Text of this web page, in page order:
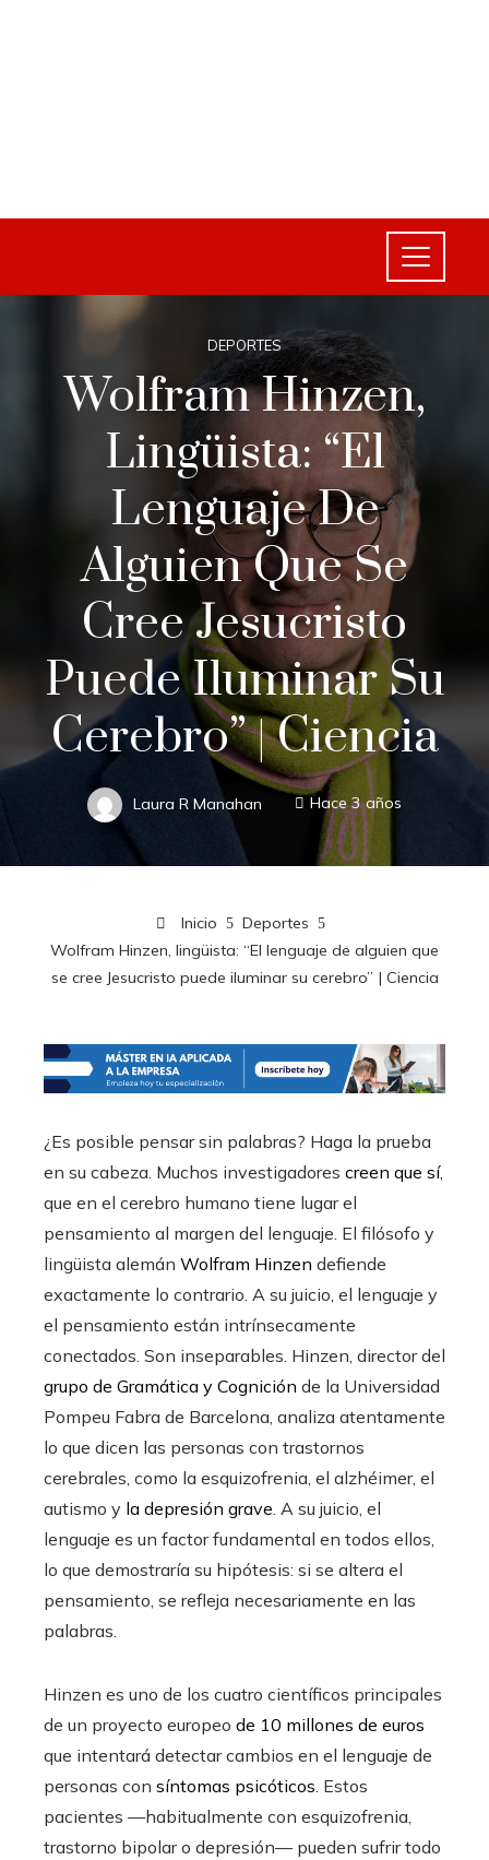
DEPORTES
Wolfram Hinzen,
Lingüista: “El
Lenguaje De
Alguien Que Se
Cree Jesucristo
Puede Iluminar Su
Cerebro” | Ciencia
Laura R Manahan Hace 3 años
Inicio
Deportes
Wolfram Hinzen, lingüista: “El lenguaje de alguien que
se cree Jesucristo puede iluminar su cerebro” | Ciencia
¿Es posible pensar sin palabras? Haga la prueba
en su cabeza. Muchos investigadores creen que sí,
que en el cerebro humano tiene lugar el
pensamiento al margen del lenguaje. El filósofo y
lingüista alemán Wolfram Hinzen defiende
exactamente lo contrario. A su juicio, el lenguaje y
el pensamiento están intrínsecamente
conectados. Son inseparables. Hinzen, director del
grupo de Gramática y Cognición de la Universidad
Pompeu Fabra de Barcelona, analiza atentamente
lo que dicen las personas con trastornos
cerebrales, como la esquizofrenia, el alzhéimer, el
autismo y la depresión grave. A su juicio, el
lenguaje es un factor fundamental en todos ellos,
lo que demostraría su hipótesis: si se altera el
pensamiento, se refleja necesariamente en las
palabras.
Hinzen es uno de los cuatro científicos principales
de un proyecto europeo de 10 millones de euros
que intentará detectar cambios en el lenguaje de
personas con síntomas psicóticos. Estos
pacientes —habitualmente con esquizofrenia,
trastorno bipolar o depresión— pueden sufrir todo